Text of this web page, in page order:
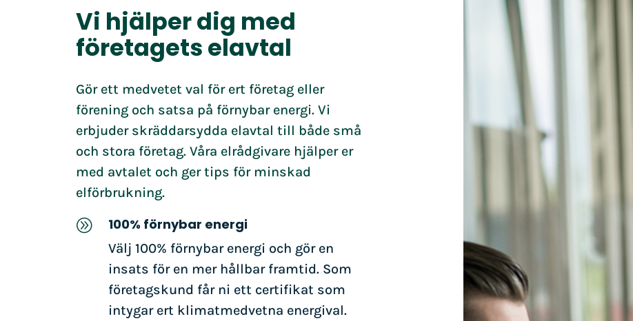
Vi hjälper dig med
företagets elavtal
Gör ett medvetet val för ert företag eller
förening och satsa på förnybar energi. Vi
erbjuder skräddarsydda elavtal till både små
och stora företag. Våra elrådgivare hjälper er
med avtalet och ger tips för minskad
elförbrukning.
A 100% förnybar energi
Välj 100% förnybar energi och gör en
insats för en mer hållbar framtid. Som
företagskund får ni ett certifikat som
intygar ert klimatmedvetna energival.